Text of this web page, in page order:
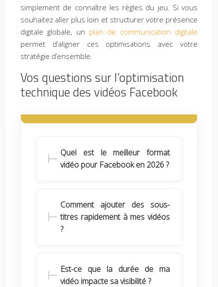
simplement de connaître les règles du jeu. Si vous
souhaitez aller plus loin et structurer votre présence
digitale globale, un plan de communication digitale
permet d’aligner ces optimisations avec votre
stratégie d’ensemble.
Vos questions sur l’optimisation
technique des vidéos Facebook
Quel est le meilleur format
vidéo pour Facebook en 2026 ?
Comment ajouter des sous-
titres rapidement à mes vidéos
?
Est-ce que la durée de ma
vidéo impacte sa visibilité ?